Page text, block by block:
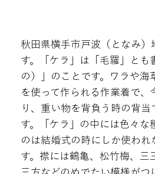
秋田県横手市戸波（となみ）
す。「ケラ」は「毛羅」とも
の）」のことです。ワラや海
を使って作られる作業着で、
り、重い物を背負う時の背当
す。「ケラ」の中には色々な
のは結婚式の時にしか使われ
す。襟には鶴亀、松竹梅、三
三方などのめでたい模様がつ